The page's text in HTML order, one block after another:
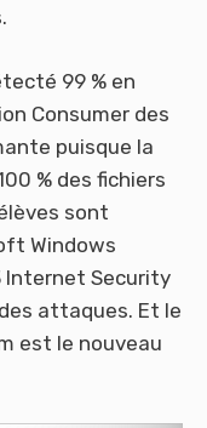
99 % en
Consumer des
puisque la
% des fichiers
sont
Windows
Internet Security
attaques. Et le
est le nouveau